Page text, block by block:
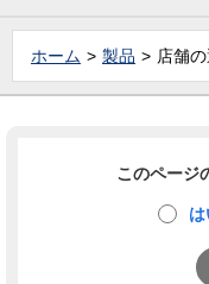
ホーム 製品 店舗
このページ